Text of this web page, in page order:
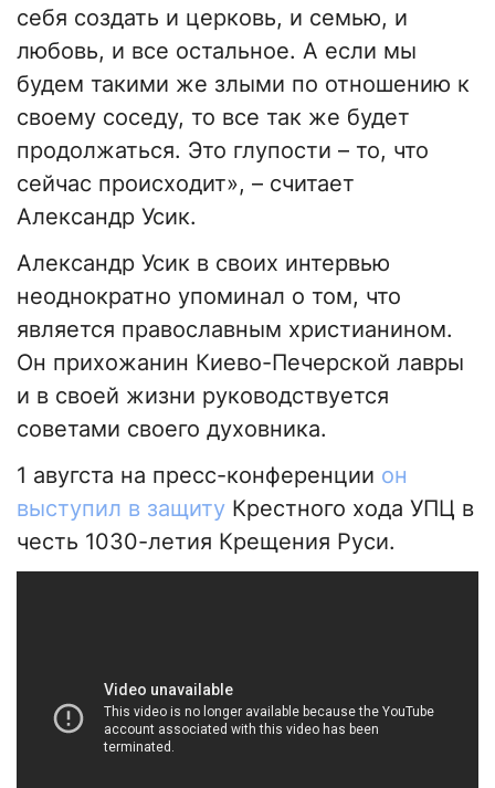
себя создать и церковь, и семью, и
любовь, и все остальное. А если мы
будем такими же злыми по отношению к
своему соседу, то все так же будет
продолжаться. Это глупости – то, что
сейчас происходит», – считает
Александр Усик.
Александр Усик в своих интервью
неоднократно упоминал о том, что
является православным христианином.
Он прихожанин Киево-Печерской лавры
и в своей жизни руководствуется
советами своего духовника.
1 авугста на пресс-конференции он
выступил в защиту Крестного хода УПЦ в
честь 1030-летия Крещения Руси.